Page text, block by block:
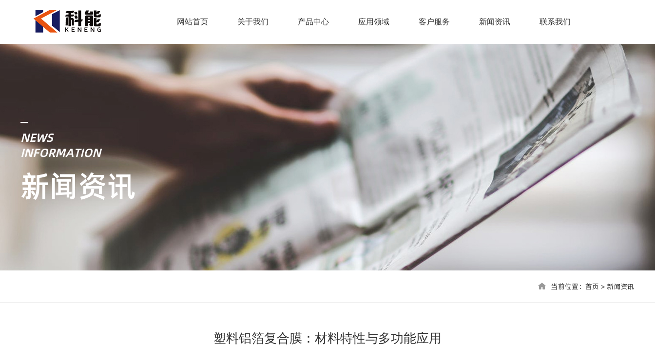
网站首页 关于我们 产品中心 应用领域 客户服务 新闻资讯 联系我们
NEWS
INFORMATION
新闻资讯
当前位置：首页 > 联系我们
当前位置： 首页 > 新闻资讯
塑料铝箔复合膜：材料特性与多功能应用